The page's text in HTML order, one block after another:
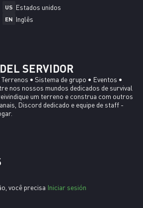
US Estados unidos
EN Inglês
SERVIDOR
• Sistema de grupo • Eventos •
nos nossos mundos dedicados de survival
um terreno e construa com outros
Discord dedicado e equipe de staff -
você precisa Iniciar sesión